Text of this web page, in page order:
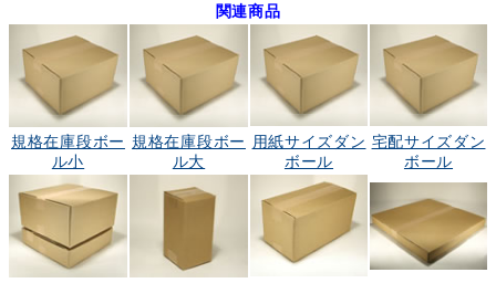
関連商品
規格在庫段ボー
ル小
規格在庫段ボー
ル大
用紙サイズダン
ボール
宅配サイズダン
ボール